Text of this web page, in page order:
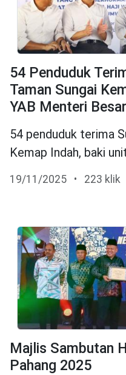
54 Penduduk
Taman Sungai
YAB Menteri
54 penduduk terima
Kemap Indah, baki
19/11/2025 • 223 klik
Majlis Sambutan
Pahang 2025